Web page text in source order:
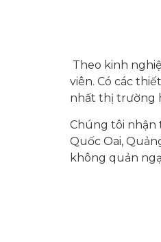
Theo kinh
viên. Có các
nhất thị trường
Chúng tôi nhận
Quốc Oai,
không quản